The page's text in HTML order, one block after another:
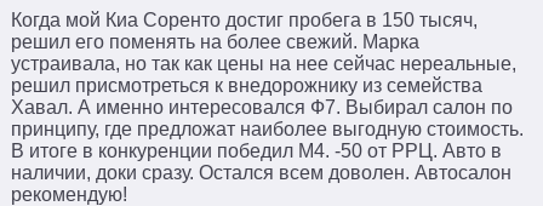
Когда мой Киа Соренто достиг пробега в 150 тысяч,
решил его поменять на более свежий. Марка
устраивала, но так как цены на нее сейчас нереальные,
решил присмотреться к внедорожнику из семейства
Хавал. А именно интересовался Ф7. Выбирал салон по
принципу, где предложат наиболее выгодную стоимость.
В итоге в конкуренции победил М4. -50 от РРЦ. Авто в
наличии, доки сразу. Остался всем доволен. Автосалон
рекомендую!